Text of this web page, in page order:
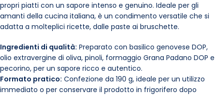
propri piatti con un sapore intenso e genuino. Ideale per gli
amanti della cucina italiana, è un condimento versatile che si
adatta a molteplici ricette, dalle paste ai bruschette.
Ingredienti di qualità: Preparato con basilico genovese DOP,
olio extravergine di oliva, pinoli, formaggio Grana Padano DOP e
pecorino, per un sapore ricco e autentico.
Formato pratico: Confezione da 190 g, ideale per un utilizzo
immediato o per conservare il prodotto in frigorifero dopo